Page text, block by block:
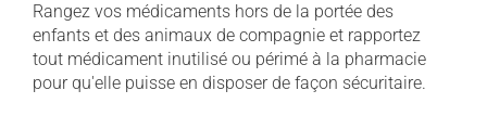
Rangez vos médicaments hors de la portée des
enfants et des animaux de compagnie et rapportez
tout médicament inutilisé ou périmé à la pharmacie
pour qu'elle puisse en disposer de façon sécuritaire.